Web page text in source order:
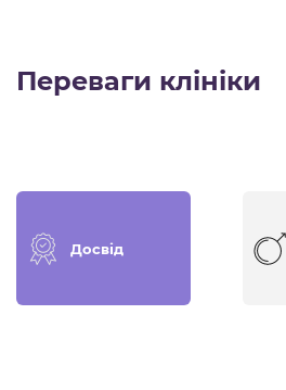
Переваги клініки
Досвід